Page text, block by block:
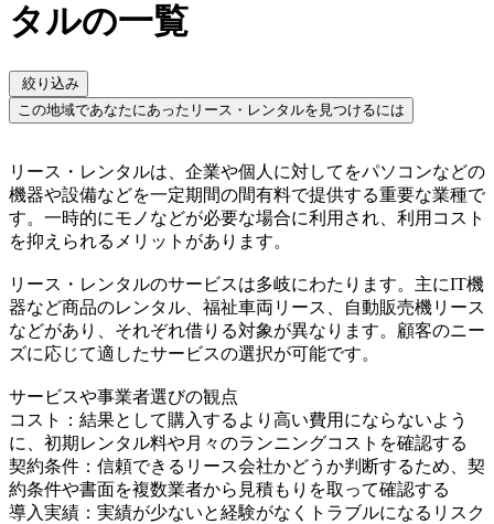
タルの一覧
絞り込み
この地域であなたにあったリース・レンタルを見つけるには
リース・レンタルは、企業や個人に対してをパソコンなどの
機器や設備などを一定期間の間有料で提供する重要な業種で
す。一時的にモノなどが必要な場合に利用され、利用コスト
を抑えられるメリットがあります。
リース・レンタルのサービスは多岐にわたります。主にIT機
器など商品のレンタル、福祉車両リース、自動販売機リース
などがあり、それぞれ借りる対象が異なります。顧客のニー
ズに応じて適したサービスの選択が可能です。
サービスや事業者選びの観点
コスト：結果として購入するより高い費用にならないよう
に、初期レンタル料や月々のランニングコストを確認する
契約条件：信頼できるリース会社かどうか判断するため、契
約条件や書面を複数業者から見積もりを取って確認する
導入実績：実績が少ないと経験がなくトラブルになるリスク